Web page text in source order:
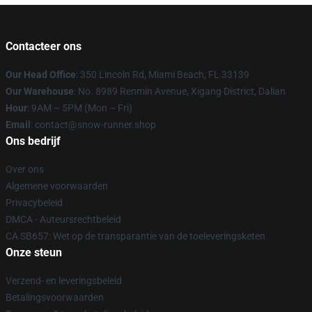
Contacteer ons
Our Head Office: 350 Lincoln Rd, Miami Beach, FL 33139
Our Warehouse: No. 8989 Renmin Avenue, Xigang District, Dalian
Hour: 9AM – 5PM (Mon – Fri)
Email : contact@snow-runner.shop
Ons bedrijf
Over ons
Algemene voorwaarden
Privacybeleid
DMCA - Auteursrechtbeleid
CA SB657: Wet op de transparantie van de toeleveringsketen
Onze steun
Verzend- en leveringsbeleid
Betalingsvoorwaarden